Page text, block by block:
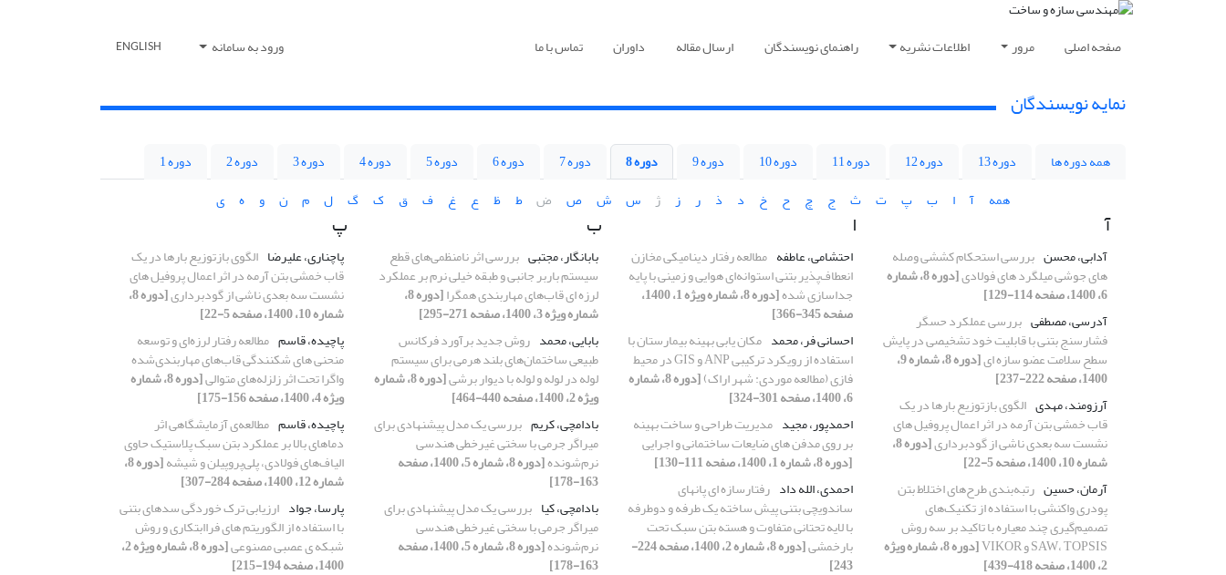
صفحه اصلی مرور اطلاعات نشریه راهنمای نویسندگان ارسال مقاله داوران تماس با ما ورود به سامانه ENGLISH
نمایه نویسندگان
همه دوره ها دوره 13 دوره 12 دوره 11 دوره 10 دوره 9 دوره 8 دوره 7 دوره 6 دوره 5 دوره 4 دوره 3 دوره 2
دوره 1
همه
آ ا ب پ ت ث ج چ ح خ د ذ ر ز ژ س ش ص ض ط ظ ع غ ف ق ک گ ل م ن و ه ی
آ
آدابی، محسن بررسی استحکام کششی وصله
های جوشی میلگرد های فولادی [دوره 8، شماره
6، 1400، صفحه 114-129]
آدرسی، مصطفی بررسی عملکرد حسگر
فشارسنج بتنی با قابلیت خود تشخیصی در پایش
سطح سلامت عضو سازه ای [دوره 8، شماره 9،
1400، صفحه 222-237]
آرزومند، مهدی الگوی بازتوزیع بارها در یک
قاب خمشی بتن آرمه در اثر اعمال پروفیل های
نشست سه بعدی ناشی از گودبرداری [دوره 8،
شماره 10، 1400، صفحه 5-22]
آرمان، حسین رتبه‌بندی طرح‌های‌‌ اختلاط بتن
پودری واکنشی با استفاده از تکنیک‌های
تصمیم‌گیری چند معیاره با تاکید بر سه روش
SAW، TOPSIS و VIKOR [دوره 8، شماره ویژه
2، 1400، صفحه 418-439]
ا
احتشامی، عاطفه مطالعه رفتار دینامیکی مخازن
انعطاف‌پذیر بتنی استوانه‌ای هوایی و زمینی با پایه
جداسازی شده [دوره 8، شماره ویژه 1، 1400،
صفحه 345-366]
احسانی فر، محمد مکان یابی بهینه بیمارستان با
استفاده از رویکرد ترکیبی ANP و GIS در محیط
فازی (مطالعه موردی: شهر اراک) [دوره 8، شماره
6، 1400، صفحه 301-324]
احمدپور، مجید مدیریت طراحی و ساخت بهینه
بر روی مدفن های ضایعات ساختمانی و اجرایی
[دوره 8، شماره 1، 1400، صفحه 111-130]
احمدی، الله داد رفتارسازه ای پانهای
ساندویچی بتنی پیش ساخته یک طرفه و دوطرفه
با لایه تحتانی متفاوت و هسته بتن سبک تحت
بارخمشی [دوره 8، شماره 2، 1400، صفحه 224-
243]
ب
بابانگار، مجتبی بررسی اثر نامنظمی‌های قطع
سیستم باربر جانبی و طبقه‌ خیلی نرم ‌بر عملکرد
لرزه ای قاب‌های مهاربندی همگرا [دوره 8،
شماره ویژه 3، 1400، صفحه 271-295]
بابایی، محمد روش جدید برآورد فرکانس
طبیعی ساختمان‌های بلند هرمی برای سیستم
لوله در لوله و لوله با دیوار برشی [دوره 8، شماره
ویژه 2، 1400، صفحه 440-464]
بادامچی، کریم بررسی یک مدل پیشنهادی برای
میراگر جرمی با سختی غیرخطی هندسی
نرم‌شونده [دوره 8، شماره 5، 1400، صفحه
163-178]
بادامچی، کیا بررسی یک مدل پیشنهادی برای
میراگر جرمی با سختی غیرخطی هندسی
نرم‌شونده [دوره 8، شماره 5، 1400، صفحه
163-178]
پ
پاچناری، علیرضا الگوی بازتوزیع بارها در یک
قاب خمشی بتن آرمه در اثر اعمال پروفیل های
نشست سه بعدی ناشی از گودبرداری [دوره 8،
شماره 10، 1400، صفحه 5-22]
پاچیده، قاسم مطالعه رفتار لرزه‌ای و توسعه
منحنی های شکنندگی قاب‌های مهاربندی‌شده
واگرا تحت اثر زلزله‌های متوالی [دوره 8، شماره
ویژه 4، 1400، صفحه 156-175]
پاچیده، قاسم مطالعه‌ی آزمایشگاهی اثر
دماهای بالا بر عملکرد بتن سبک پلاستیک حاوی
الیاف‌های فولادی، پلی‌پروپیلن و شیشه [دوره 8،
شماره 12، 1400، صفحه 284-307]
پارسا، جواد ارزیابی ترک خوردگی سدهای بتنی
با استفاده از الگوریتم های فراابتکاری و روش‌
شبکه ی عصبی مصنوعی [دوره 8، شماره ویژه 2،
1400، صفحه 194-215]